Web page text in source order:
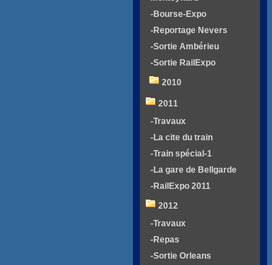
-Bourse-Expo
-Reportage Nevers
-Sortie Ambérieu
-Sortie RailExpo
2010
2011
-Travaux
-La cite du train
-Train spécial-1
-La gare de Bellgarde
-RailExpo 2011
2012
-Travaux
-Repas
-Sortie Orleans